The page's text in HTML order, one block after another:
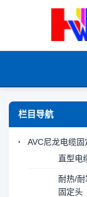
栏目导航
AVC尼龙电缆固
直型电
耐热/
固定头